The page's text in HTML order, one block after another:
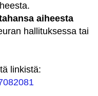
aiheesta
hallituksessa tai
linkistä: